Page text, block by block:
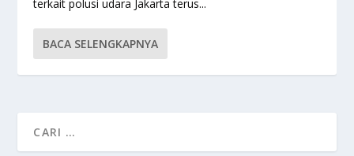
terkait polusi udara Jakarta terus...
BACA SELENGKAPNYA